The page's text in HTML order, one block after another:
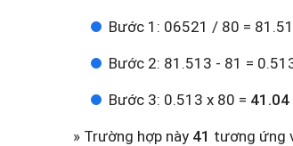
Bước 1: 06521 / 80 =
Bước 2: 81.513 - 81 =
Bước 3: 0.513 x 80 = 41.04
» Trường hợp này 41 tương ứng